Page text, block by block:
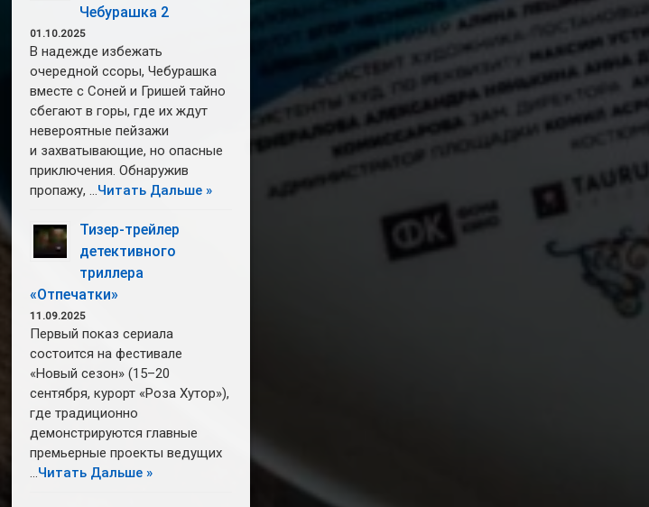
Чебурашка 2
01.10.2025
В надежде избежать
очередной ссоры, Чебурашка
вместе с Соней и Гришей тайно
сбегают в горы, где их ждут
невероятные пейзажи
и захватывающие, но опасные
приключения. Обнаружив
пропажу, …Читать Дальше »
Тизер-трейлер
детективного
триллера
«Отпечатки»
11.09.2025
Первый показ сериала
состоится на фестивале
«Новый сезон» (15–20
сентября, курорт «Роза Хутор»),
где традиционно
демонстрируются главные
премьерные проекты ведущих
…Читать Дальше »